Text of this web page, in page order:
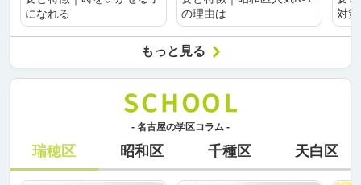
になれる
の理由は
対
もっと見る
- 名古屋の学区コラム -
瑞穂区 昭和区 千種区 天白区